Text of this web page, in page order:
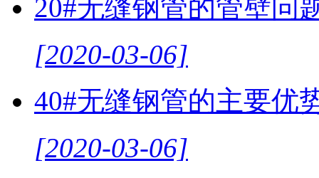
20#无缝钢管的管壁问
[2020-03-06]
40#无缝钢管的主要优
[2020-03-06]